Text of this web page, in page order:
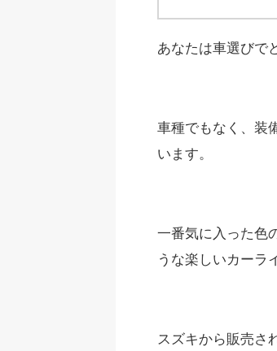
あなたは車選びで
車種でもなく、装
います。
一番気に入った色
うな楽しいカーラ
スズキから販売さ